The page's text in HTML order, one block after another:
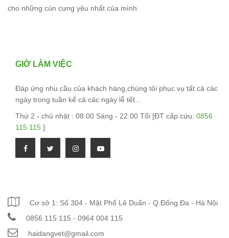
cho những cún cưng yêu nhất của mình
GIỜ LÀM VIỆC
Đáp ứng nhu cầu của khách hàng,chúng tôi phục vụ tất cả các
ngày trong tuần kể cả các ngày lễ tết...
Thứ 2 - chủ nhật : 08.00 Sáng - 22.00 Tối [ĐT cấp cứu: 0856
115 115 ]
Cơ sở 1: Số 304 - Mặt Phố Lê Duẩn - Q.Đống Đa - Hà Nội
0856 115 115 - 0964 004 115
haidangvet@gmail.com